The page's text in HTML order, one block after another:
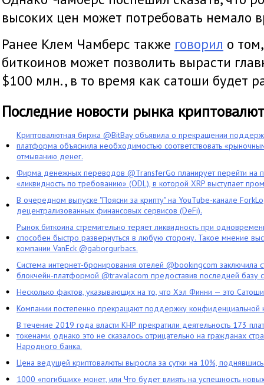
высоких цен может потребовать немало
Ранее Клем Чамберс также говорил о
биткоинов может позволить вырасти
$100 млн., в то время как сатоши будет
Последние новости рынка криптовалют
Криптовалютная биржа @BitBay объявила о прекращении
платформа объяснила необходимостью соответствовать
отмыванию денег.
Фирма денежных переводов @TransferGo планирует перейти на
«ликвидность по требованию» (ODL), в которой XRP выступает
В очередном выпуске "Поясни за крипту" на YouTube-канале
децентрализованных финансовых сервисов (DeFi).
Рынок биткоина стремительно теряет ликвидность при
способен быстро развернуться в любую сторону. Такое мнение
компании VanEck @gaborgurbacs.
Система интернет-бронирования отелей @bookingcom заключила
блокчейн-платформой @travalacom предоставив последней базу
Несколько фактов, указывающих на то, что Хэл Финни — это
Компании постепенно прекращают поддержку конфиденциальной
В течение 2019 года власти КНР прекратили деятельность 173
токенами, однако это не сказалось отрицательно на гражданах
Народного банка.
Цена ведущей криптовалюты выросла за сутки на 10%,
1000 «погибших» монет, или Что будет влиять на успешность